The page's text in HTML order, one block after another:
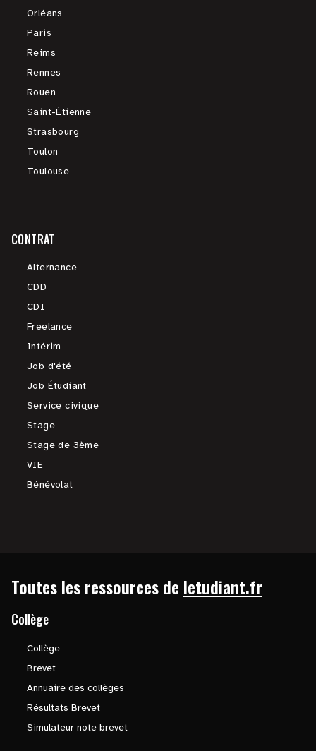
Orléans
Paris
Reims
Rennes
Rouen
Saint-Étienne
Strasbourg
Toulon
Toulouse
CONTRAT
Alternance
CDD
CDI
Freelance
Intérim
Job d'été
Job Étudiant
Service civique
Stage
Stage de 3ème
VIE
Bénévolat
Toutes les ressources de letudiant.fr
Collège
Collège
Brevet
Annuaire des collèges
Résultats Brevet
Simulateur note brevet